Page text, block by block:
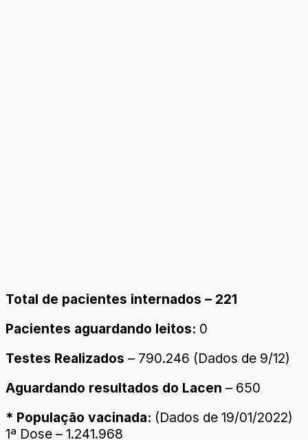
Total de pacientes internados – 221
Pacientes aguardando leitos: 0
Testes Realizados – 790.246 (Dados de 9/12)
Aguardando resultados do Lacen – 650
* População vacinada: (Dados de 19/01/2022)
1ª Dose – 1.241.968